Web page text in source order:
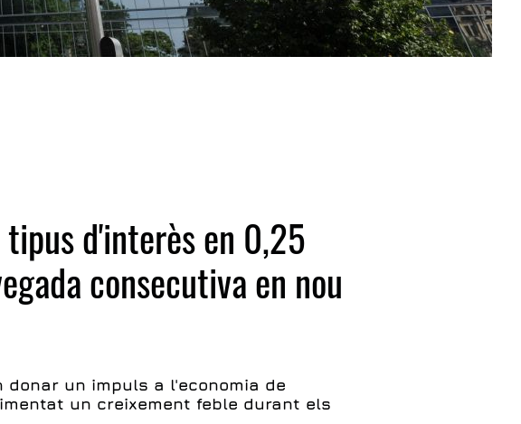
tipus d'interès en 0,25
consecutiva en nou
un impuls a l'economia de
un creixement feble durant els